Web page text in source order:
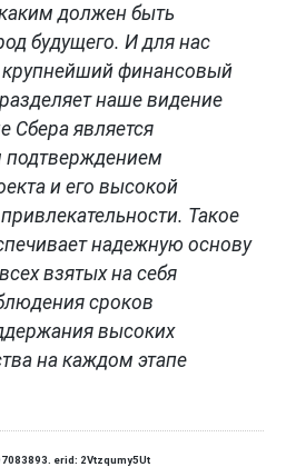
должен быть
будущего. И для нас
крупнейший финансовый
наше видение
Сбера является
и его высокой
Такое
надежную основу
взятых на себя
сроков
высоких
на каждом этапе
erid: 2Vtzqumy5Ut